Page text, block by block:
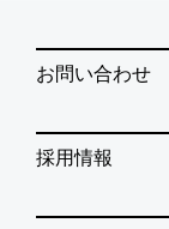
お問い合わせ
採用情報